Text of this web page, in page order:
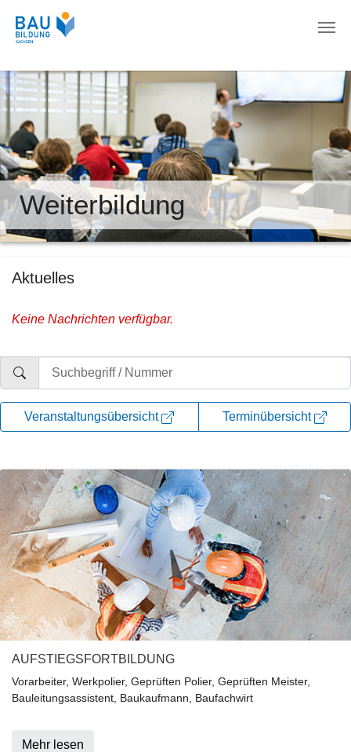
Weiterbildung
Aktuelles
Keine Nachrichten verfügbar.
Veranstaltungsübersicht Terminübersicht
AUFSTIEGSFORTBILDUNG
Vorarbeiter, Werkpolier, Geprüften Polier, Geprüften Meister,
Bauleitungsassistent, Baukaufmann, Baufachwirt
Mehr lesen